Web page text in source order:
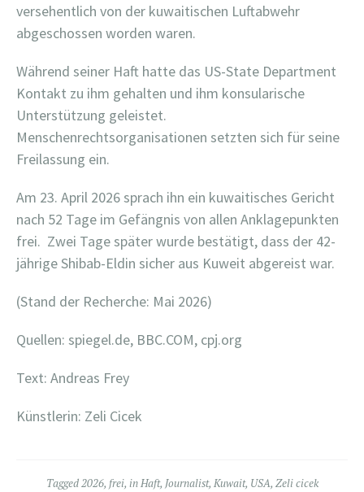
versehentlich von der kuwaitischen Luftabwehr
abgeschossen worden waren.
Während seiner Haft hatte das US-State Department
Kontakt zu ihm gehalten und ihm konsularische
Unterstützung geleistet.
Menschenrechtsorganisationen setzten sich für seine
Freilassung ein.
Am 23. April 2026 sprach ihn ein kuwaitisches Gericht
nach 52 Tage im Gefängnis von allen Anklagepunkten
frei. Zwei Tage später wurde bestätigt, dass der 42-
jährige Shibab-Eldin sicher aus Kuweit abgereist war.
(Stand der Recherche: Mai 2026)
Quellen: spiegel.de, BBC.COM, cpj.org
Text: Andreas Frey
Künstlerin: Zeli Cicek
Tagged2026, frei, in Haft, Journalist, Kuwait, USA, Zeli cicek